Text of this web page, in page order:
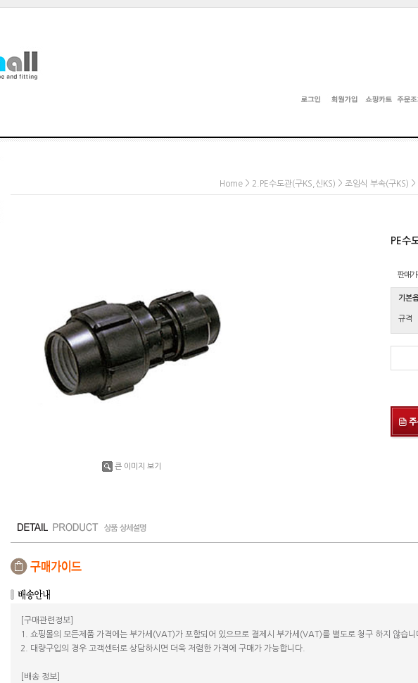
Home > 2.PE수도관(구KS,신KS) > 조임식 부속(구KS) >
큰 이미지 보기
PE수
판매가
기본
규격
[구매관련정보]
1. 쇼핑몰의 모든제품 가격에는 부가세(VAT)가 포함되어 있으므로 결제시 부가세(VAT)를 별도로 청구 하지 않습니
2. 대량구입의 경우 고객센터로 상담하시면 더욱 저렴한 가격에 구매가 가능합니다.
[배송 정보]